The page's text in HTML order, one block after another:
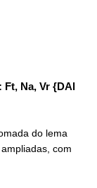
Ft, Na, Vr {DAl
do lema
com